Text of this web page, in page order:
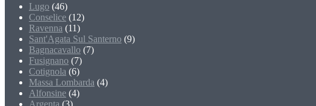
Lugo (46)
Conselice (12)
Ravenna (11)
Sant'Agata Sul Santerno (9)
Bagnacavallo (7)
Fusignano (7)
Cotignola (6)
Massa Lombarda (4)
Alfonsine (4)
Argenta (3)